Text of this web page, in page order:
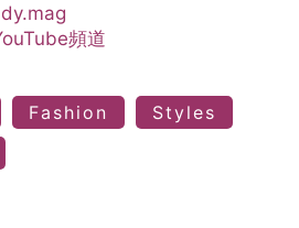
頻道
Fashion
Styles